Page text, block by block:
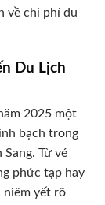
về chi phí du
Du Lịch
2025 một
bạch trong
Từ vé
phức tạp hay
yết rõ